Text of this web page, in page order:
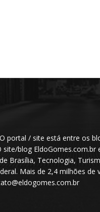
portal / site está entre os
blog EldoGomes.com.br
Brasília, Tecnologia,
Mais de 2,4 milhões de